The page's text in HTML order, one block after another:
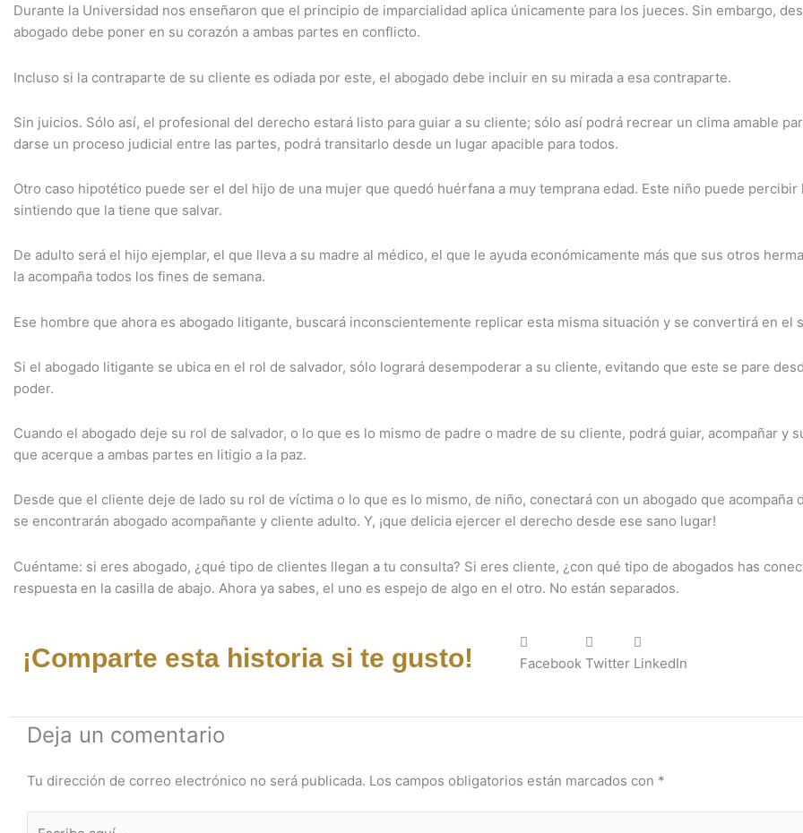
Durante la Universidad nos enseñaron que el principio de imparcialidad aplica únicamente para los jueces. Sin embargo,
abogado debe poner en su corazón a ambas partes en conflicto.
Incluso si la contraparte de su cliente es odiada por este, el abogado debe incluir en su mirada a esa contraparte.
Sin juicios. Sólo así, el profesional del derecho estará listo para guiar a su cliente; sólo así podrá recrear un clima amable
darse un proceso judicial entre las partes, podrá transitarlo desde un lugar apacible para todos.
Otro caso hipotético puede ser el del hijo de una mujer que quedó huérfana a muy temprana edad. Este niño puede
sintiendo que la tiene que salvar.
De adulto será el hijo ejemplar, el que lleva a su madre al médico, el que le ayuda económicamente más que sus otros
la acompaña todos los fines de semana.
Ese hombre que ahora es abogado litigante, buscará inconscientemente replicar esta misma situación y se convertirá en el
Si el abogado litigante se ubica en el rol de salvador, sólo logrará desempoderar a su cliente, evitando que este se pare
poder.
Cuando el abogado deje su rol de salvador, o lo que es lo mismo de padre o madre de su cliente, podrá guiar, acompañar y
que acerque a ambas partes en litigio a la paz.
Desde que el cliente deje de lado su rol de víctima o lo que es lo mismo, de niño, conectará con un abogado que acompaña
se encontrarán abogado acompañante y cliente adulto. Y, ¡que delicia ejercer el derecho desde ese sano lugar!
Cuéntame: si eres abogado, ¿qué tipo de clientes llegan a tu consulta? Si eres cliente, ¿con qué tipo de abogados has
respuesta en la casilla de abajo. Ahora ya sabes, el uno es espejo de algo en el otro. No están separados.
¡Comparte esta historia si te gusto! Facebook Twitter LinkedIn
Deja un comentario
Tu dirección de correo electrónico no será publicada. Los campos obligatorios están marcados con *